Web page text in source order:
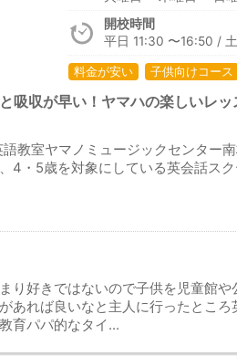
開校時間
平日 11:30 〜16:50 /
料金が安い 子供向けコース
吸収が早い！ヤマハの楽しいレ
教室ヤマノミュージックセンター
4・5歳を対象にしている英会話ス
り好きではないので子供を児童館や
あれば良いなと主人に行ったとこ
育パパ的なタイ...